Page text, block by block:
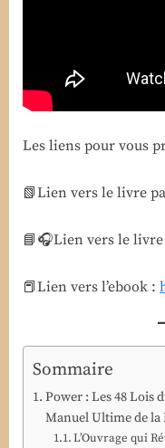
Les liens pour vous
📗Lien vers le livre
📘🎧Lien vers le
📕Lien vers l’ebook :
Sommaire
Power : Les 48 Lois
Manuel Ultime de la
L’Ouvrage qui